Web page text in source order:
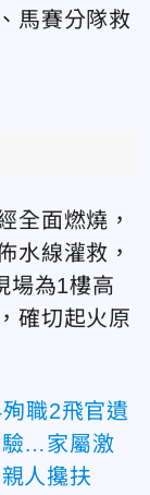
馬賽分隊救
全面燃燒，
水線灌救，
場為1樓高
確切起火原
職2飛官遺
驗…家屬激
親人攙扶